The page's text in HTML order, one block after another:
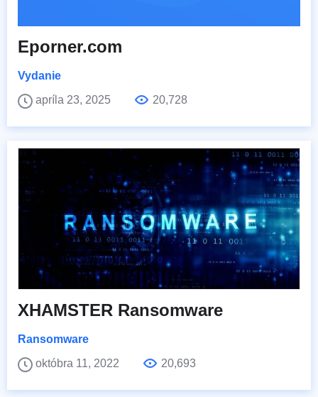
Eporner.com
Vydanie
apríla 23, 2025
20,728
XHAMSTER Ransomware
Ransomware
októbra 11, 2022
20,693